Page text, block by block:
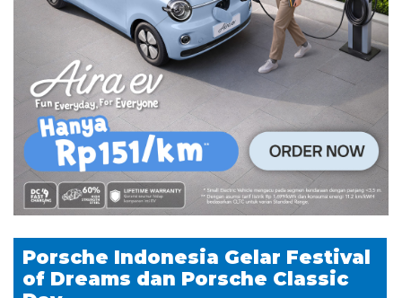
Porsche Indonesia Gelar Festival
of Dreams dan Porsche Classic